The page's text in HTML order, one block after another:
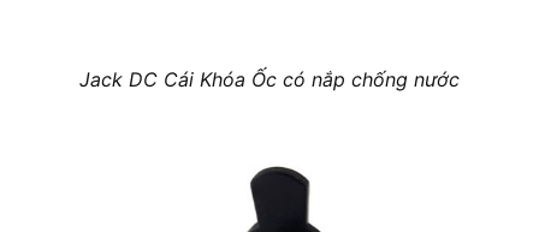
Jack DC Cái Khóa Ốc có nắp chống nước